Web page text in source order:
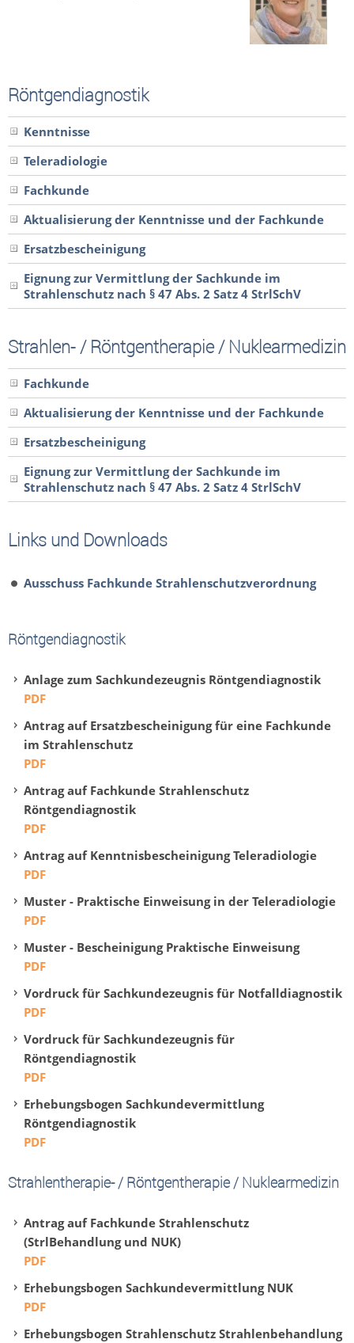
Röntgendiagnostik
Kenntnisse
Teleradiologie
Fachkunde
Aktualisierung der Kenntnisse und der Fachkunde
Ersatzbescheinigung
Eignung zur Vermittlung der Sachkunde im
Strahlenschutz nach § 47 Abs. 2 Satz 4 StrlSchV
Strahlen- / Röntgentherapie / Nuklearmedizin
Fachkunde
Aktualisierung der Kenntnisse und der Fachkunde
Ersatzbescheinigung
Eignung zur Vermittlung der Sachkunde im
Strahlenschutz nach § 47 Abs. 2 Satz 4 StrlSchV
Links und Downloads
Ausschuss Fachkunde Strahlenschutzverordnung
Röntgendiagnostik
Anlage zum Sachkundezeugnis Röntgendiagnostik
PDF
Antrag auf Ersatzbescheinigung für eine Fachkunde
im Strahlenschutz
PDF
Antrag auf Fachkunde Strahlenschutz
Röntgendiagnostik
PDF
Antrag auf Kenntnisbescheinigung Teleradiologie
PDF
Muster - Praktische Einweisung in der Teleradiologie
PDF
Muster - Bescheinigung Praktische Einweisung
PDF
Vordruck für Sachkundezeugnis für Notfalldiagnostik
PDF
Vordruck für Sachkundezeugnis für
Röntgendiagnostik
PDF
Erhebungsbogen Sachkundevermittlung
Röntgendiagnostik
PDF
Strahlentherapie- / Röntgentherapie / Nuklearmedizin
Antrag auf Fachkunde Strahlenschutz
(StrlBehandlung und NUK)
PDF
Erhebungsbogen Sachkundevermittlung NUK
PDF
Erhebungsbogen Strahlenschutz Strahlenbehandlung